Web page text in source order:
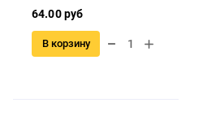
64.00 руб
В корзину